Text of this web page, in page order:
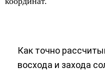
Как точно
восхода и захода